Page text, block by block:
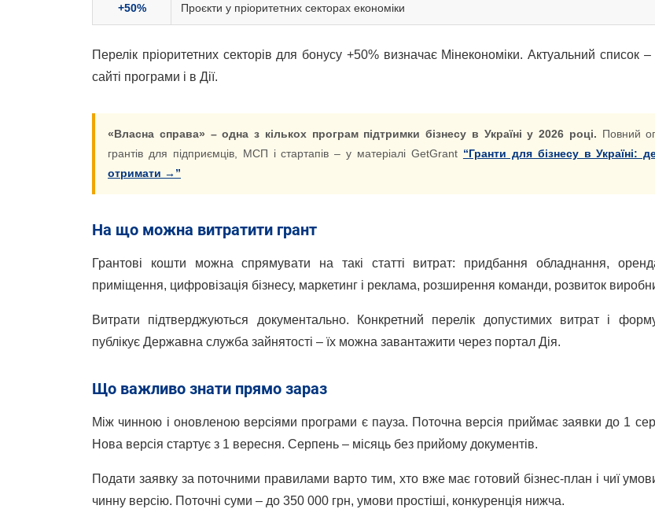
+50% Проєкти у пріоритетних секторах економіки
Перелік пріоритетних секторів для бонусу +50% визначає Мінекономіки. Актуальний список
сайті програми і в Дії.
«Власна справа» – одна з кількох програм підтримки бізнесу в Україні у 2026 році. Повний
грантів для підприємців, МСП і стартапів – у матеріалі GetGrant “Гранти для бізнесу в Україні:
отримати →”
На що можна витратити грант
Грантові кошти можна спрямувати на такі статті витрат: придбання обладнання,
приміщення, цифровізація бізнесу, маркетинг і реклама, розширення команди, розвиток
Витрати підтверджуються документально. Конкретний перелік допустимих витрат і
публікує Державна служба зайнятості – їх можна завантажити через портал Дія.
Що важливо знати прямо зараз
Між чинною і оновленою версіями програми є пауза. Поточна версія приймає заявки до 1
Нова версія стартує з 1 вересня. Серпень – місяць без прийому документів.
Подати заявку за поточними правилами варто тим, хто вже має готовий бізнес-план і чиї
чинну версію. Поточні суми – до 350 000 грн, умови простіші, конкуренція нижча.